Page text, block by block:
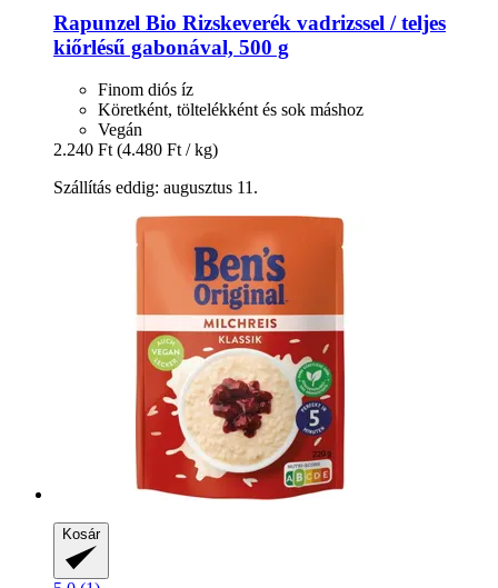
Rapunzel Bio Rizskeverék vadrizssel / teljes
kiőrlésű gabonával, 500 g
Finom diós íz
Köretként, töltelékként és sok máshoz
Vegán
2.240 Ft (4.480 Ft / kg)
Szállítás eddig: augusztus 11.
Kosár